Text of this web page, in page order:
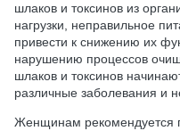
шлаков и токсинов из
нагрузки, неправильное
привести к снижению их
нарушению процессов
шлаков и токсинов
различные заболевания и
Женщинам рекомендуется